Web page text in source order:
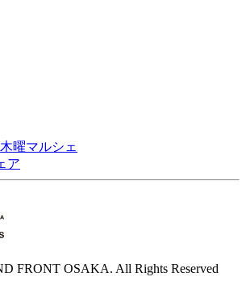
曜マルシェ
ア
FRONT OSAKA. All Rights Reserved